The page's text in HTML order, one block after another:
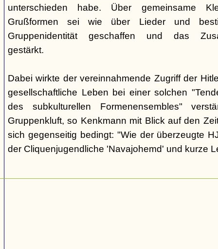
unterschieden habe. Über gemeinsame
Grußformen sei wie über Lieder und
Gruppenidentität geschaffen und das
gestärkt.
Dabei wirkte der vereinnahmende Zugriff der
gesellschaftliche Leben bei einer solchen
des subkulturellen Formenensembles"
Gruppenkluft, so Kenkmann mit Blick auf den
sich gegenseitig bedingt: "Wie der überzeugte
der Cliquenjugendliche 'Navajohemd' und kurze